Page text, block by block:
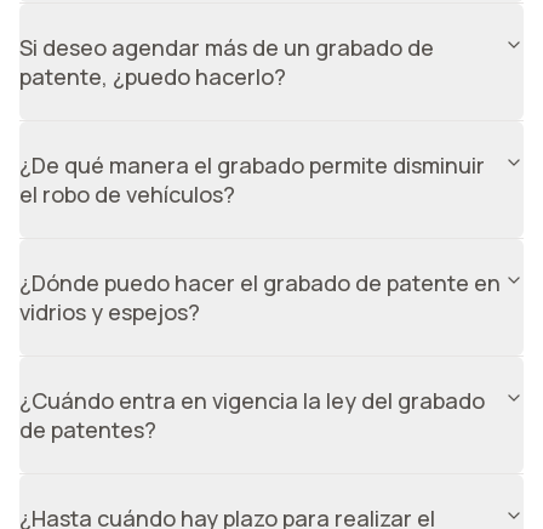
grabar los vehículos que se encuentran en vitrina.
Después de ese tiempo, ningún vehículo podrá ser
Si deseo agendar más de un grabado de
patente, ¿puedo hacerlo?
para más de un auto. Además, si es en el mismo domicilio
te damos un descuento.
¿De qué manera el grabado permite disminuir
el robo de vehículos?
en controles policiales y dificultando la venta de piezas
robadas al estar marcadas.
¿Dónde puedo hacer el grabado de patente en
vidrios y espejos?
para que no te tengas que mover.
¿Cuándo entra en vigencia la ley del grabado
de patentes?
¿Hasta cuándo hay plazo para realizar el